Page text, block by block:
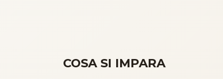
COSA SI IMPARA